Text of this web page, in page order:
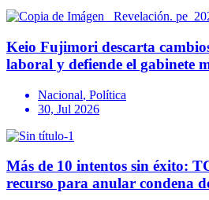
Keio Fujimori descarta
laboral y defiende el gabinete
Nacional, Política
30, Jul 2026
Más de 10 intentos sin éxito:
recurso para anular condena